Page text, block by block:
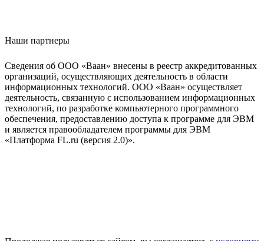
Наши партнеры
Сведения об ООО «Ваан» внесены в реестр аккредитованных
организаций, осуществляющих деятельность в области
информационных технологий. ООО «Ваан» осуществляет
деятельность, связанную с использованием информационных
технологий, по разработке компьютерного программного
обеспечения, предоставлению доступа к программе для ЭВМ
и является правообладателем программы для ЭВМ
«Платформа FL.ru (версия 2.0)».